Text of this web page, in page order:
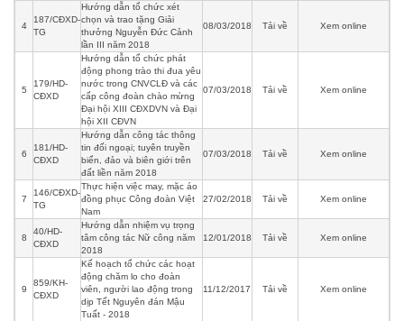
4
187/CĐXD-
TG
Hướng dẫn tổ chức xét
chọn và trao tặng Giải
thưởng Nguyễn Đức Cảnh
lần III năm 2018
08/03/2018 Tải về Xem online
5
179/HD-
CĐXD
Hướng dẫn tổ chức phát
động phong trào thi đua yêu
nước trong CNVCLĐ và các
cấp công đoàn chào mừng
Đại hội XIII CĐXDVN và Đại
hội XII CĐVN
07/03/2018 Tải về Xem online
6
181/HD-
CĐXD
Hướng dẫn công tác thông
tin đối ngoại; tuyên truyền
biển, đảo và biên giới trên
đất liền năm 2018
07/03/2018 Tải về Xem online
7
146/CĐXD-
TG
Thực hiện việc may, mặc áo
đồng phục Công đoàn Việt
Nam
27/02/2018 Tải về Xem online
8
40/HD-
CĐXD
Hướng dẫn nhiệm vụ trọng
tâm công tác Nữ công năm
2018
12/01/2018 Tải về Xem online
9
859/KH-
CĐXD
Kế hoạch tổ chức các hoạt
động chăm lo cho đoàn
viên, người lao động trong
dịp Tết Nguyên đán Mậu
Tuất - 2018
11/12/2017 Tải về Xem online